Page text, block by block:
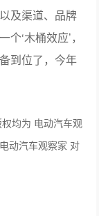
及渠道、品牌
‘木桶效应’，
到位了，今年
均为 电动汽车观
动汽车观察家 对